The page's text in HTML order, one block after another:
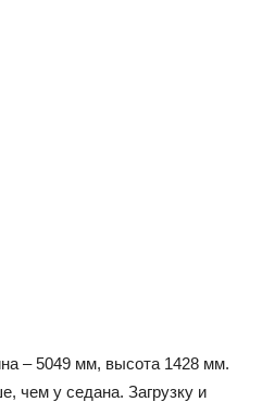
– 5049 мм, высота 1428 мм.
чем у седана. Загрузку и